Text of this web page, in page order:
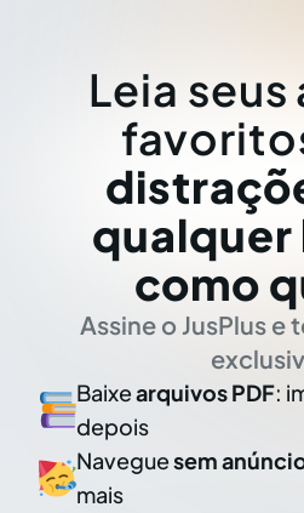
Leia
qualquer
como
Assine o JusPlus e
Baixearquivos PDF:
depois
Naveguesem
mais